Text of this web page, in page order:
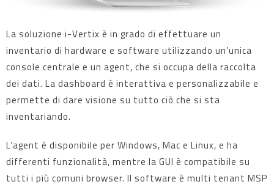
La soluzione i-Vertix è in grado di effettuare un
inventario di hardware e software utilizzando un’unica
console centrale e un agent, che si occupa della raccolta
dei dati. La dashboard è interattiva e personalizzabile e
permette di dare visione su tutto ciò che si sta
inventariando.
L’agent è disponibile per Windows, Mac e Linux, e ha
differenti funzionalità, mentre la GUI è compatibile su
tutti i più comuni browser. Il software è multi tenant MSP